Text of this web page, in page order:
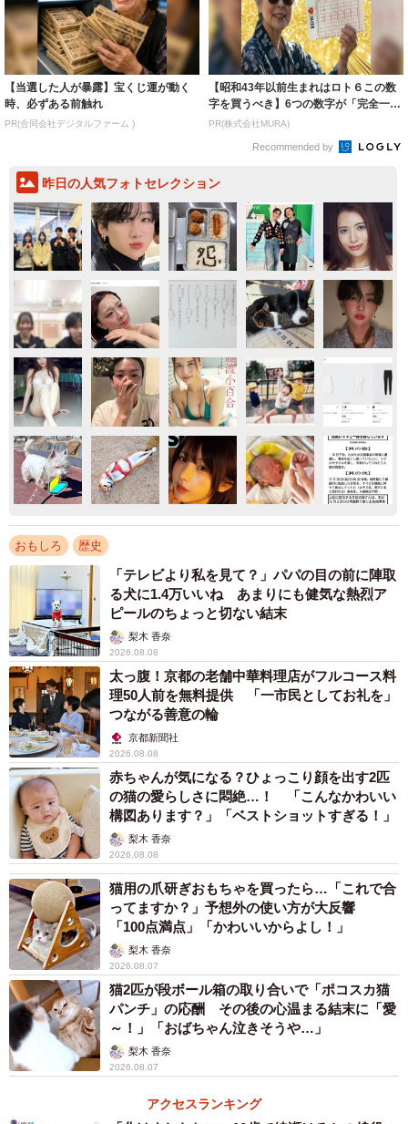
【当選した人が暴露】宝くじ運が動く
時、必ずある前触れ
PR(合同会社デジタルファーム )
【昭和43年以前生まれはロト６この数
字を買うべき】6つの数字が「完全一
致」する方...
PR(株式会社MURA)
Recommended by
昨日の人気フォトセレクション
おもしろ 歴史
「テレビより私を見て？」パパの目の前に陣取
る犬に1.4万いいね あまりにも健気な熱烈ア
ピールのちょっと切ない結末
梨木 香奈
2026.08.08
太っ腹！京都の老舗中華料理店がフルコース料
理50人前を無料提供 「一市民としてお礼を」
つながる善意の輪
京都新聞社
2026.08.08
赤ちゃんが気になる？ひょっこり顔を出す2匹
の猫の愛らしさに悶絶…！ 「こんなかわいい
構図あります？」「ベストショットすぎる！」
梨木 香奈
2026.08.08
猫用の爪研ぎおもちゃを買ったら…「これで合
ってますか？」予想外の使い方が大反響
「100点満点」「かわいいからよし！」
梨木 香奈
2026.08.07
猫2匹が段ボール箱の取り合いで「ポコスカ猫
パンチ」の応酬 その後の心温まる結末に「愛
～！」「おばちゃん泣きそうや…」
梨木 香奈
2026.08.07
アクセスランキング